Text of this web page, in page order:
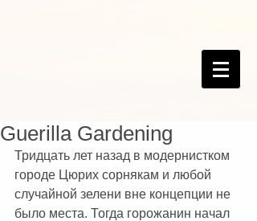
Guerilla Gardening
Тридцать лет назад в модернистком
городе Цюрих сорнякам и любой
случайной зелени вне концепции не
было места. Тогда горожанин начал